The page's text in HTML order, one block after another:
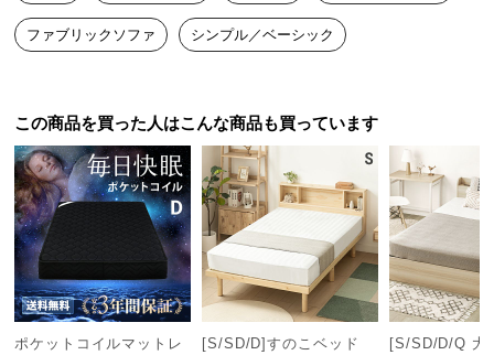
中
型
配
送
に
つ
い
て
小
型
ファブリックソファ シンプル／ベーシック
この商品を買った人はこんな商品も買っています
ポケットコイルマットレ
[S/SD/D]すのこベッド
[S/SD/D/Q 大